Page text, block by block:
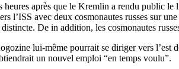
heures après que le Kremlin a rendu public
l’ISS avec deux cosmonautes russes sur
De in addition, les cosmonautes
lui-même pourrait se diriger vers
un nouvel emploi “en temps voulu”.